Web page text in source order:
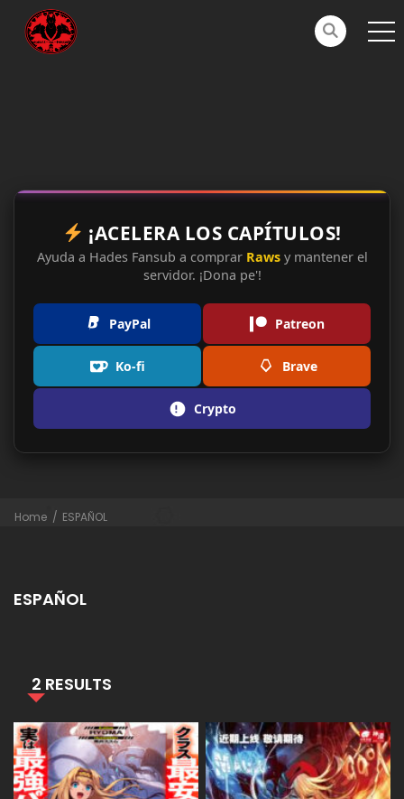
¡ACELERA LOS CAPÍTULOS!
Ayuda a Hades Fansub a comprar Rawsy mantener el
servidor. ¡Dona pe'!
PayPal Patreon
Ko-fi Brave
Crypto
Home ESPAÑOL
ESPAÑOL
2 RESULTS